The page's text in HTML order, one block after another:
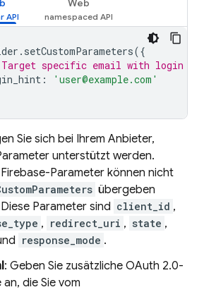
Web
. setCustomParameters({
specific email with login
:
'user@example.com'
Sie sich bei Ihrem Anbieter,
unterstützt werden.
Firebase-Parameter können nicht
übergeben
Parameter sind client_id ,
, redirect_uri , state ,
response_mode .
: Geben Sie zusätzliche OAuth 2.0-
an, die Sie vom